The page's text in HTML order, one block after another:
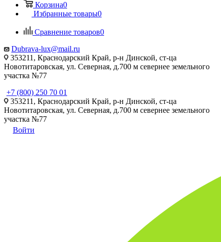
Корзина0
Избранные товары0
Сравнение товаров0
Dubrava-lux@mail.ru
353211, Краснодарский Край, р-н Динской, ст-ца
Новотитаровская, ул. Северная, д.700 м севернее земельного
участка №77
+7 (800) 250 70 01
353211, Краснодарский Край, р-н Динской, ст-ца
Новотитаровская, ул. Северная, д.700 м севернее земельного
участка №77
Войти